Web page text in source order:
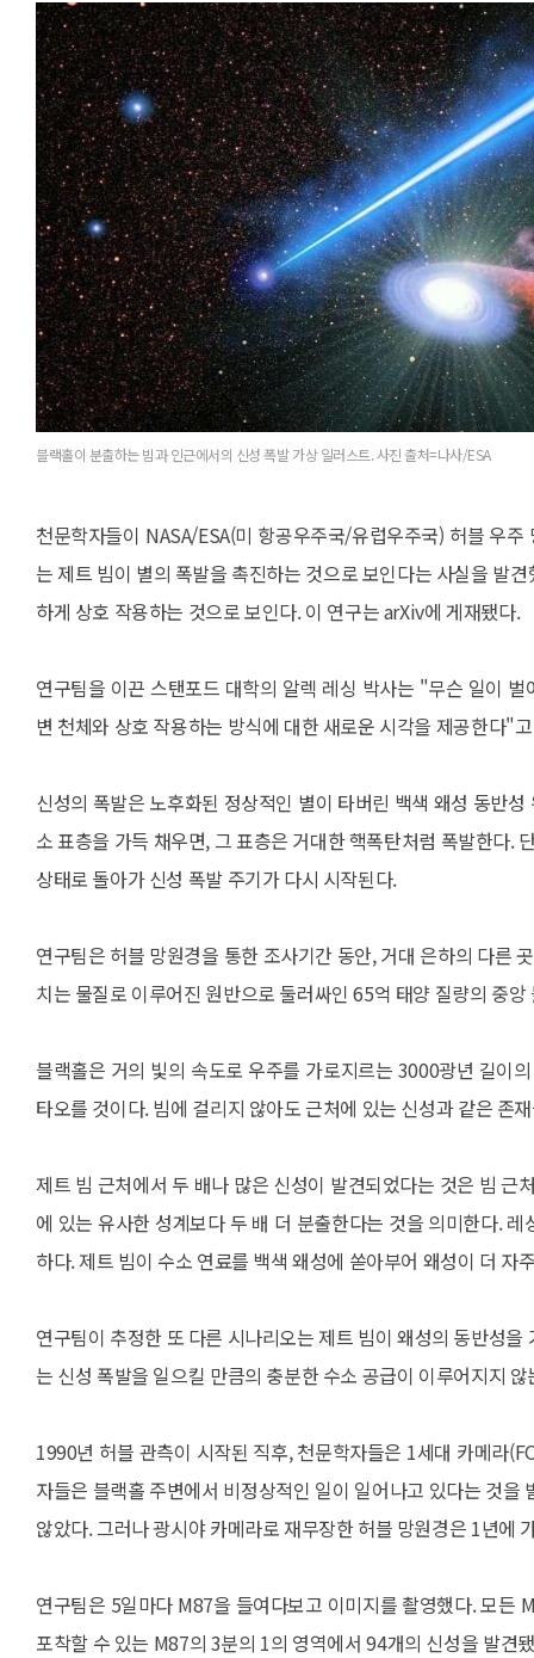
블랙홀이 분출하는 빔과 인근에서의 신성 폭발 가상 일러스트. 사진 출처=나사/ESA
천문학자들이 NASA/ESA(미 항공우주국/유럽우주국) 허블 우
는 제트 빔이 별의 폭발을 촉진하는 것으로 보인다는 사실을 발
하게 상호 작용하는 것으로 보인다. 이 연구는 arXiv에 게재됐다.
연구팀을 이끈 스탠포드 대학의 알렉 레싱 박사는 "무슨 일이
변 천체와 상호 작용하는 방식에 대한 새로운 시각을 제공한다"
신성의 폭발은 노후화된 정상적인 별이 타버린 백색 왜성 동반
소 표층을 가득 채우면, 그 표층은 거대한 핵폭탄처럼 폭발한다.
상태로 돌아가 신성 폭발 주기가 다시 시작된다.
연구팀은 허블 망원경을 통한 조사기간 동안, 거대 은하의 다른
치는 물질로 이루어진 원반으로 둘러싸인 65억 태양 질량의 중
블랙홀은 거의 빛의 속도로 우주를 가로지르는 3000광년 길이
타오를 것이다. 빔에 걸리지 않아도 근처에 있는 신성과 같은 존
제트 빔 근처에서 두 배나 많은 신성이 발견되었다는 것은 빔
에 있는 유사한 성계보다 두 배 더 분출한다는 것을 의미한다.
하다. 제트 빔이 수소 연료를 백색 왜성에 쏟아부어 왜성이 더
연구팀이 추정한 또 다른 시나리오는 제트 빔이 왜성의 동반성
는 신성 폭발을 일으킬 만큼의 충분한 수소 공급이 이루어지지
1990년 허블 관측이 시작된 직후, 천문학자들은 1세대 카메라
자들은 블랙홀 주변에서 비정상적인 일이 일어나고 있다는 것
않았다. 그러나 광시야 카메라로 재무장한 허블 망원경은 1년에
연구팀은 5일마다 M87을 들여다보고 이미지를 촬영했다. 모든
포착할 수 있는 M87의 3분의 1의 영역에서 94개의 신성을 발견